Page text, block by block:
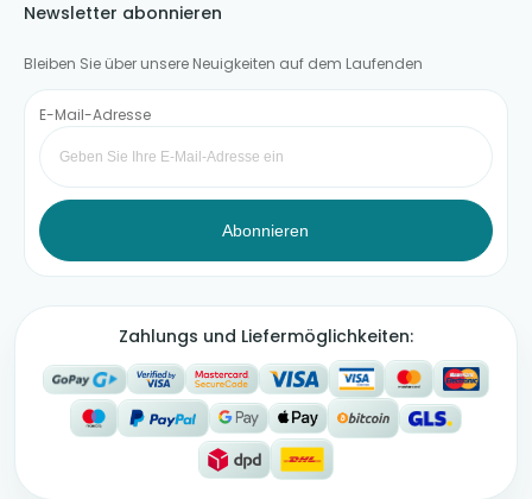
Newsletter abonnieren
Bleiben Sie über unsere Neuigkeiten auf dem Laufenden
E-Mail-Adresse
Abonnieren
Zahlungs und Liefermöglichkeiten: